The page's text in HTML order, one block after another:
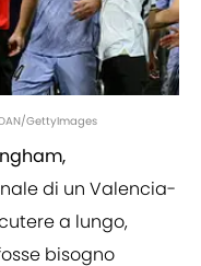
GettyImages
di un Valencia-
a lungo,
bisogno